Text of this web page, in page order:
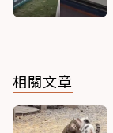
相關文章